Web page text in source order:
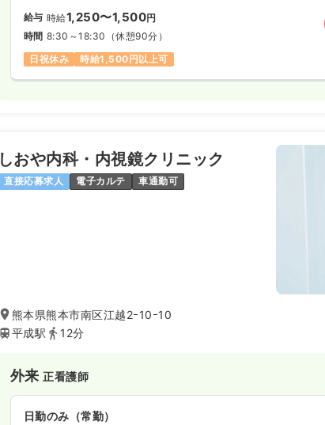
給与 時給1,250〜1,500円
時間 8:30～18:30 （休憩90分）
日祝休み
時給1,500円以上可
しおや内科・内視鏡クリニック
直接応募求人 電子カルテ 車通勤可
熊本県熊本市南区江越2ｰ10ｰ10
平成駅
12分
外来正看護師
日勤のみ（常勤）